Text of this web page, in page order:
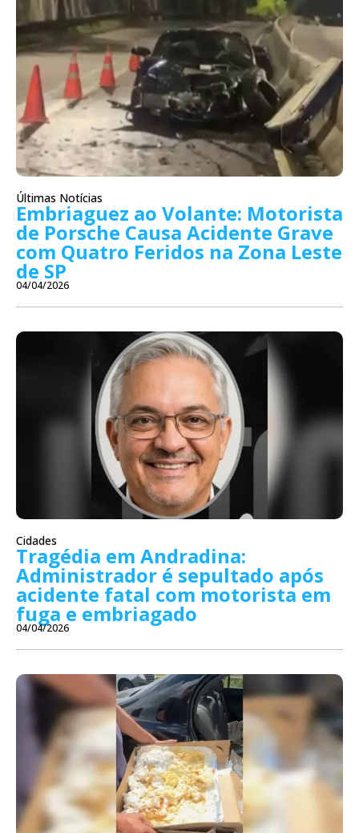
Últimas Notícias
Embriaguez ao Volante: Motorista
de Porsche Causa Acidente Grave
com Quatro Feridos na Zona Leste
de SP
04/04/2026
Cidades
Tragédia em Andradina:
Administrador é sepultado após
acidente fatal com motorista em
fuga e embriagado
04/04/2026